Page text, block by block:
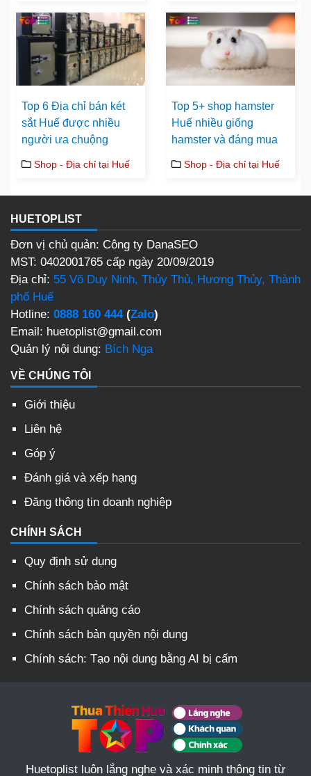
Top 6 Địa chỉ bán két
sắt Huế được nhiều
người ưa chuộng
Shop - Địa chỉ tại Huế
Top 5+ shop hamster
Huế nhiều giống
hamster và đáng mua
Shop - Địa chỉ tại Huế
HUETOPLIST
Đơn vị chủ quản: Công ty DanaSEO
MST: 0402001765 cấp ngày 20/09/2019
Địa chỉ: 55 Võ Duy Ninh, Thủy Thủ, Hương Thủy, Thành
phố Huế
Hotline: 0888 160 444(Zalo)
Email: huetoplist@gmail.com
Quản lý nội dung: Bích Nga
VỀ CHÚNG TÔI
Giới thiệu
Liên hệ
Góp ý
Đánh giá và xếp hạng
Đăng thông tin doanh nghiệp
CHÍNH SÁCH
Quy định sử dụng
Chính sách bảo mật
Chính sách quảng cáo
Chính sách bản quyền nội dung
Chính sách: Tạo nội dung bằng AI bị cấm
Huetoplist luôn lắng nghe và xác minh thông tin từ